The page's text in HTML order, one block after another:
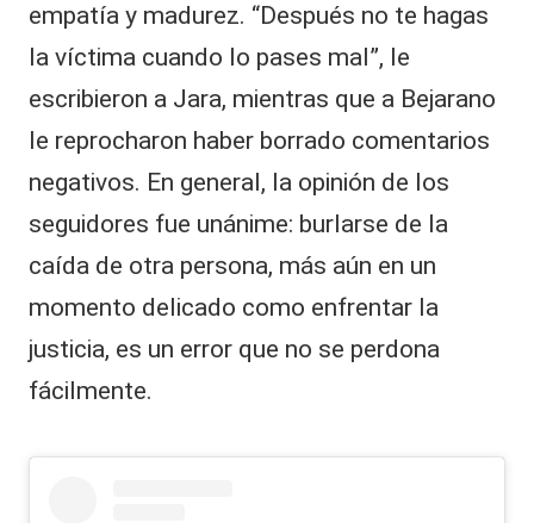
empatía y madurez. “Después no te hagas
la víctima cuando lo pases mal”, le
escribieron a Jara, mientras que a Bejarano
le reprocharon haber borrado comentarios
negativos. En general, la opinión de los
seguidores fue unánime: burlarse de la
caída de otra persona, más aún en un
momento delicado como enfrentar la
justicia, es un error que no se perdona
fácilmente.